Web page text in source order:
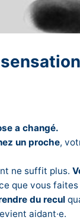
a changé.
un proche,
ne suffit plus.
que vous faites
du recul
aidant·e.